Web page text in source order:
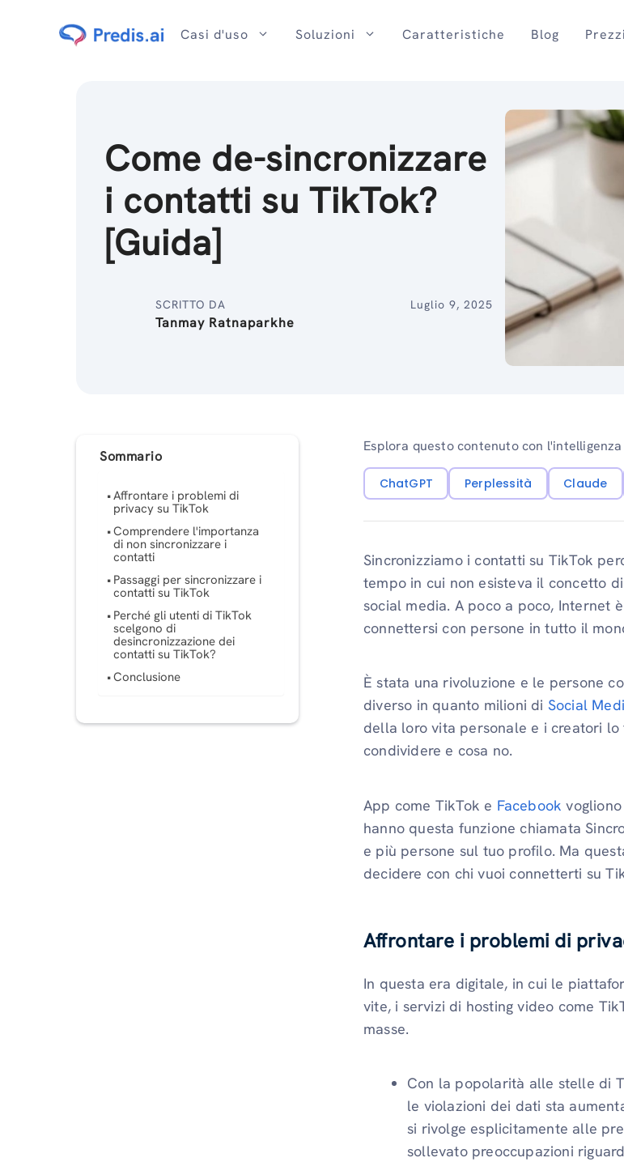
Casi d'uso Soluzioni Caratteristiche Blog Prezzi
Come de-sincronizzare
i contatti su TikTok?
[Guida]
SCRITTO DA
Tanmay Ratnaparkhe
Luglio 9, 2025
Sommario
Affrontare i problemi di
privacy su TikTok
Comprendere l'importanza
di non sincronizzare i
contatti
Passaggi per sincronizzare i
contatti su TikTok
Perché gli utenti di TikTok
scelgono di
desincronizzazione dei
contatti su TikTok?
Conclusione
Esplora questo contenuto con
ChatGPT Perplessità Claude
Sincronizziamo i contatti su TikTok
tempo in cui non esisteva il concetto
social media. A poco a poco, Internet
connettersi con persone in tutto il
È stata una rivoluzione e le persone
diverso in quanto milioni di Social
della loro vita personale e i creatori
condividere e cosa no.
App come TikTok e Facebook
hanno questa funzione chiamata
e più persone sul tuo profilo. Ma
decidere con chi vuoi connetterti su
Affrontare i problemi di
In questa era digitale, in cui le
vite, i servizi di hosting video come
masse.
Con la popolarità alle stelle di
le violazioni dei dati sta
si rivolge esplicitamente alle
sollevato preoccupazioni